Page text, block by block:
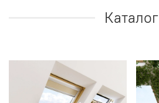
Каталог